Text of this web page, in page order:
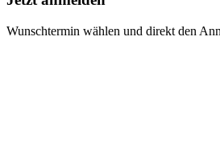
Wunschtermin wählen und direkt den